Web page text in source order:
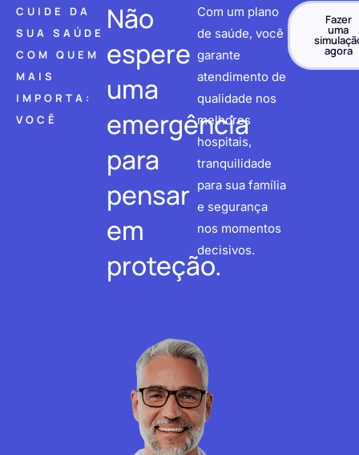
CUIDE DA
SUA SAÚDE
COM QUEM
MAIS
IMPORTA:
VOCÊ
Não
espere
uma
emergência
para
pensar
em
proteção.
Com um plano
de saúde, você
garante
atendimento de
qualidade nos
melhores
hospitais,
tranquilidade
para sua família
e segurança
nos momentos
decisivos.
Fazer
uma
agora